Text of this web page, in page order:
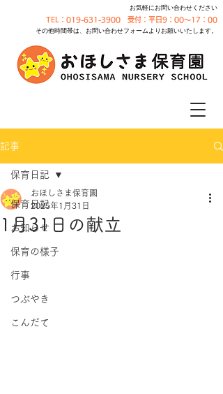
お気軽にお問い合わせください
TEL：019-631-3900 受付：平日9：00～17：00
その他時間帯は、お問い合わせフォームよりお願いいたします。
記事
保育日記
お知らせ
保育の様子
行事
つぶやき
こんだて
保育日記
1月31日の献立
おほしさま保育園
2025年1月31日